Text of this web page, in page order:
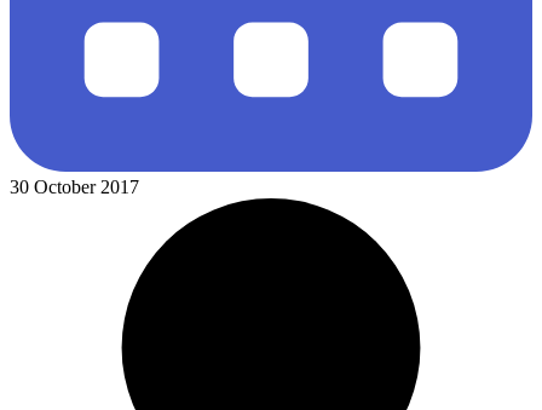
30 October 2017